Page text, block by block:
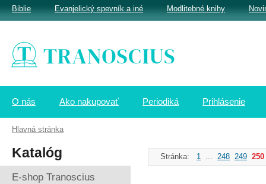
O nás Ako nakupovať Periodiká Prihlásenie
Stránka: 1 ... 248 249 250
Katalóg
E-shop Tranoscius
Biblie Evanjelický spevník a iné Modlitebné knihy
Hlavná stránka